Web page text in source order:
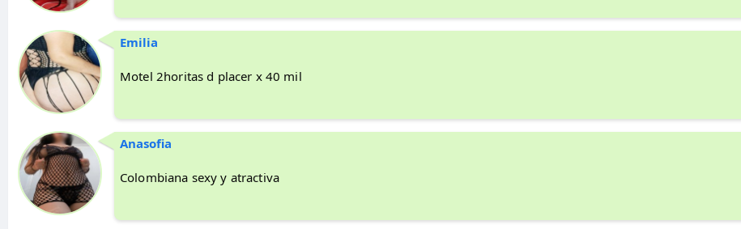
Emilia
Motel 2horitas d placer x 40 mil
Anasofia
Colombiana sexy y atractiva